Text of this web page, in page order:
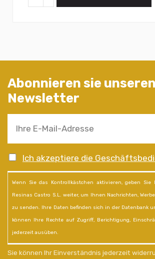
Abonnieren sie unseren
Newsletter
Ich akzeptiere die
Wenn Sie das Kontrollkästchen aktivieren, geben
Resinas Castro S.L. weiter, um Ihnen Nachrichten,
zu senden. Ihre Daten befinden sich in der Datenbank
können Ihre Rechte auf Zugriff, Berichtigung,
jederzeit ausüben.
Sie können Ihr Einverständnis jederzeit